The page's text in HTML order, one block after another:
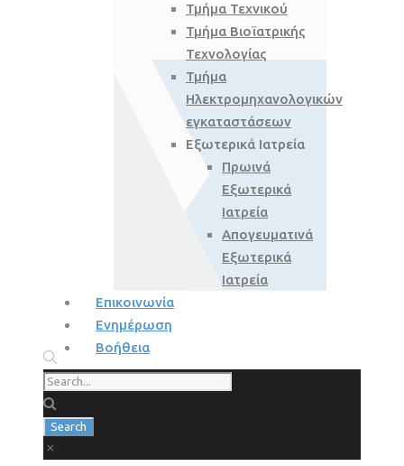
Τμήμα Τεχνικού
Τμήμα Βιοϊατρικής
Τεχνολογίας
Τμήμα
Ηλεκτρομηχανολογικών
εγκαταστάσεων
Εξωτερικά Ιατρεία
Πρωινά
Εξωτερικά
Ιατρεία
Απογευματινά
Εξωτερικά
Ιατρεία
Επικοινωνία
Ενημέρωση
Βοήθεια